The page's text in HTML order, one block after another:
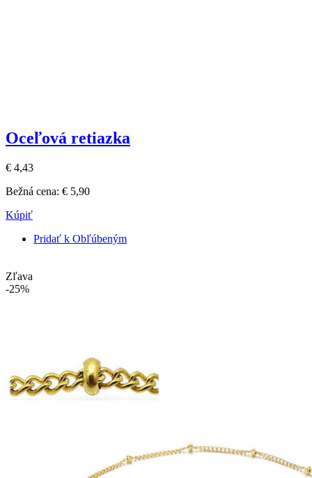
Oceľová retiazka
€ 4,43
Bežná cena: € 5,90
Kúpiť
Pridať k Obľúbeným
Zľava
-25%